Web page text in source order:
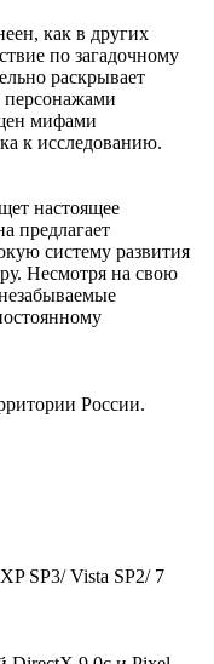
как в других
по загадочному
раскрывает
мифами
к исследованию.
настоящее
предлагает
систему развития
Несмотря на свою
России.
SP3/ Vista SP2/ 7